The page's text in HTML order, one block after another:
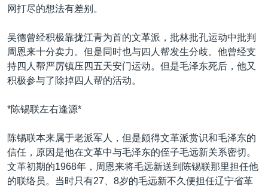
网打尽的想法有差别。
吴德曾经积极靠拢江青为首的文革派，批林批孔运动中批判
周恩来十分卖力。但是同时也与四人帮发生分歧。他曾经支
持四人帮严厉镇压四五天安门运动。但是毛泽东死后，他又
积极参与了除掉四人帮的活动。
*陈锡联左右逢源*
陈锡联本来属于老派军人，但是颇得文革派赏识和毛泽东的
信任，原因是他在文革中与毛泽东的侄子毛远新关系密切。
文革初期的1968年，周恩来将毛远新送到陈锡联那里担任他
的联络员。当时只有27、8岁的毛远新不久便担任辽宁省革